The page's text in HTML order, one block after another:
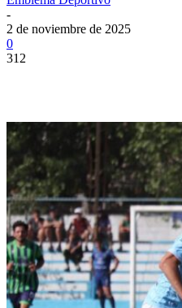
-
2 de noviembre de 2025
0
312